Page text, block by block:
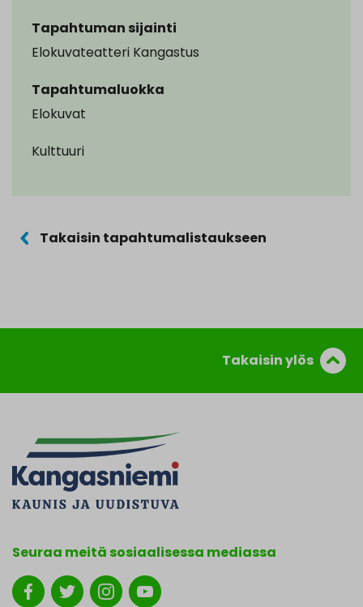
Tapahtuman sijainti
Elokuvateatteri Kangastus
Tapahtumaluokka
Elokuvat
Kulttuuri
Takaisin tapahtumalistaukseen
Takaisin ylös
Seuraa meitä sosiaalisessa mediassa